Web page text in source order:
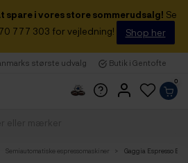
spare i vores store sommerudsalg! Se
777 303 for vejledning!
Shop her
største udvalg Butik i Gentofte
0
Semiautomatiske espressomaskiner Gaggia Espresso